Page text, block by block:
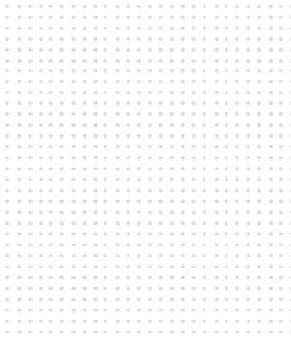
majestätiska men ändå
Förbindelsehallen här för
Storslagen och öppen,
1912 är Förbindelsehallen
för en mängd olika
Förbindelsehallen är en
teknik och infrastruktur
evenemang.
Bokningsförfrågan